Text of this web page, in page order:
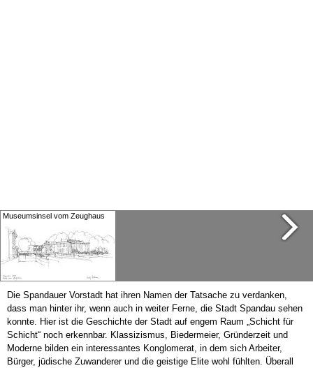
Museumsinsel vom Zeughaus
Berliner Dom von Nordwest
Die Spandauer Vorstadt hat ihren Namen der Tatsache zu verdanken,
dass man hinter ihr, wenn auch in weiter Ferne, die Stadt Spandau sehen
konnte. Hier ist die Geschichte der Stadt auf engem Raum „Schicht für
Schicht“ noch erkennbar. Klassizismus, Biedermeier, Gründerzeit und
Moderne bilden ein interessantes Konglomerat, in dem sich Arbeiter,
Bürger, jüdische Zuwanderer und die geistige Elite wohl fühlten. Überall